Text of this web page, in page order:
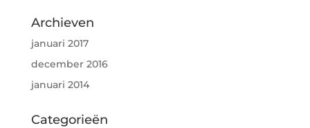
Archieven
januari 2017
december 2016
januari 2014
Categorieën